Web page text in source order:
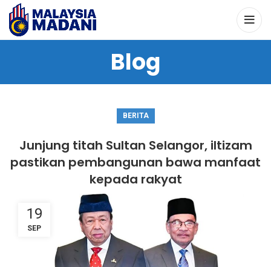
Blog
BERITA
Junjung titah Sultan Selangor, iltizam
pastikan pembangunan bawa manfaat
kepada rakyat
19
SEP